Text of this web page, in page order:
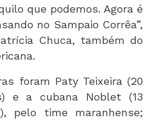
que podemos. Agora é
no Sampaio Corrêa”,
Chuca, também do
foram Paty Teixeira (20
e a cubana Noblet (13
pelo time maranhense;